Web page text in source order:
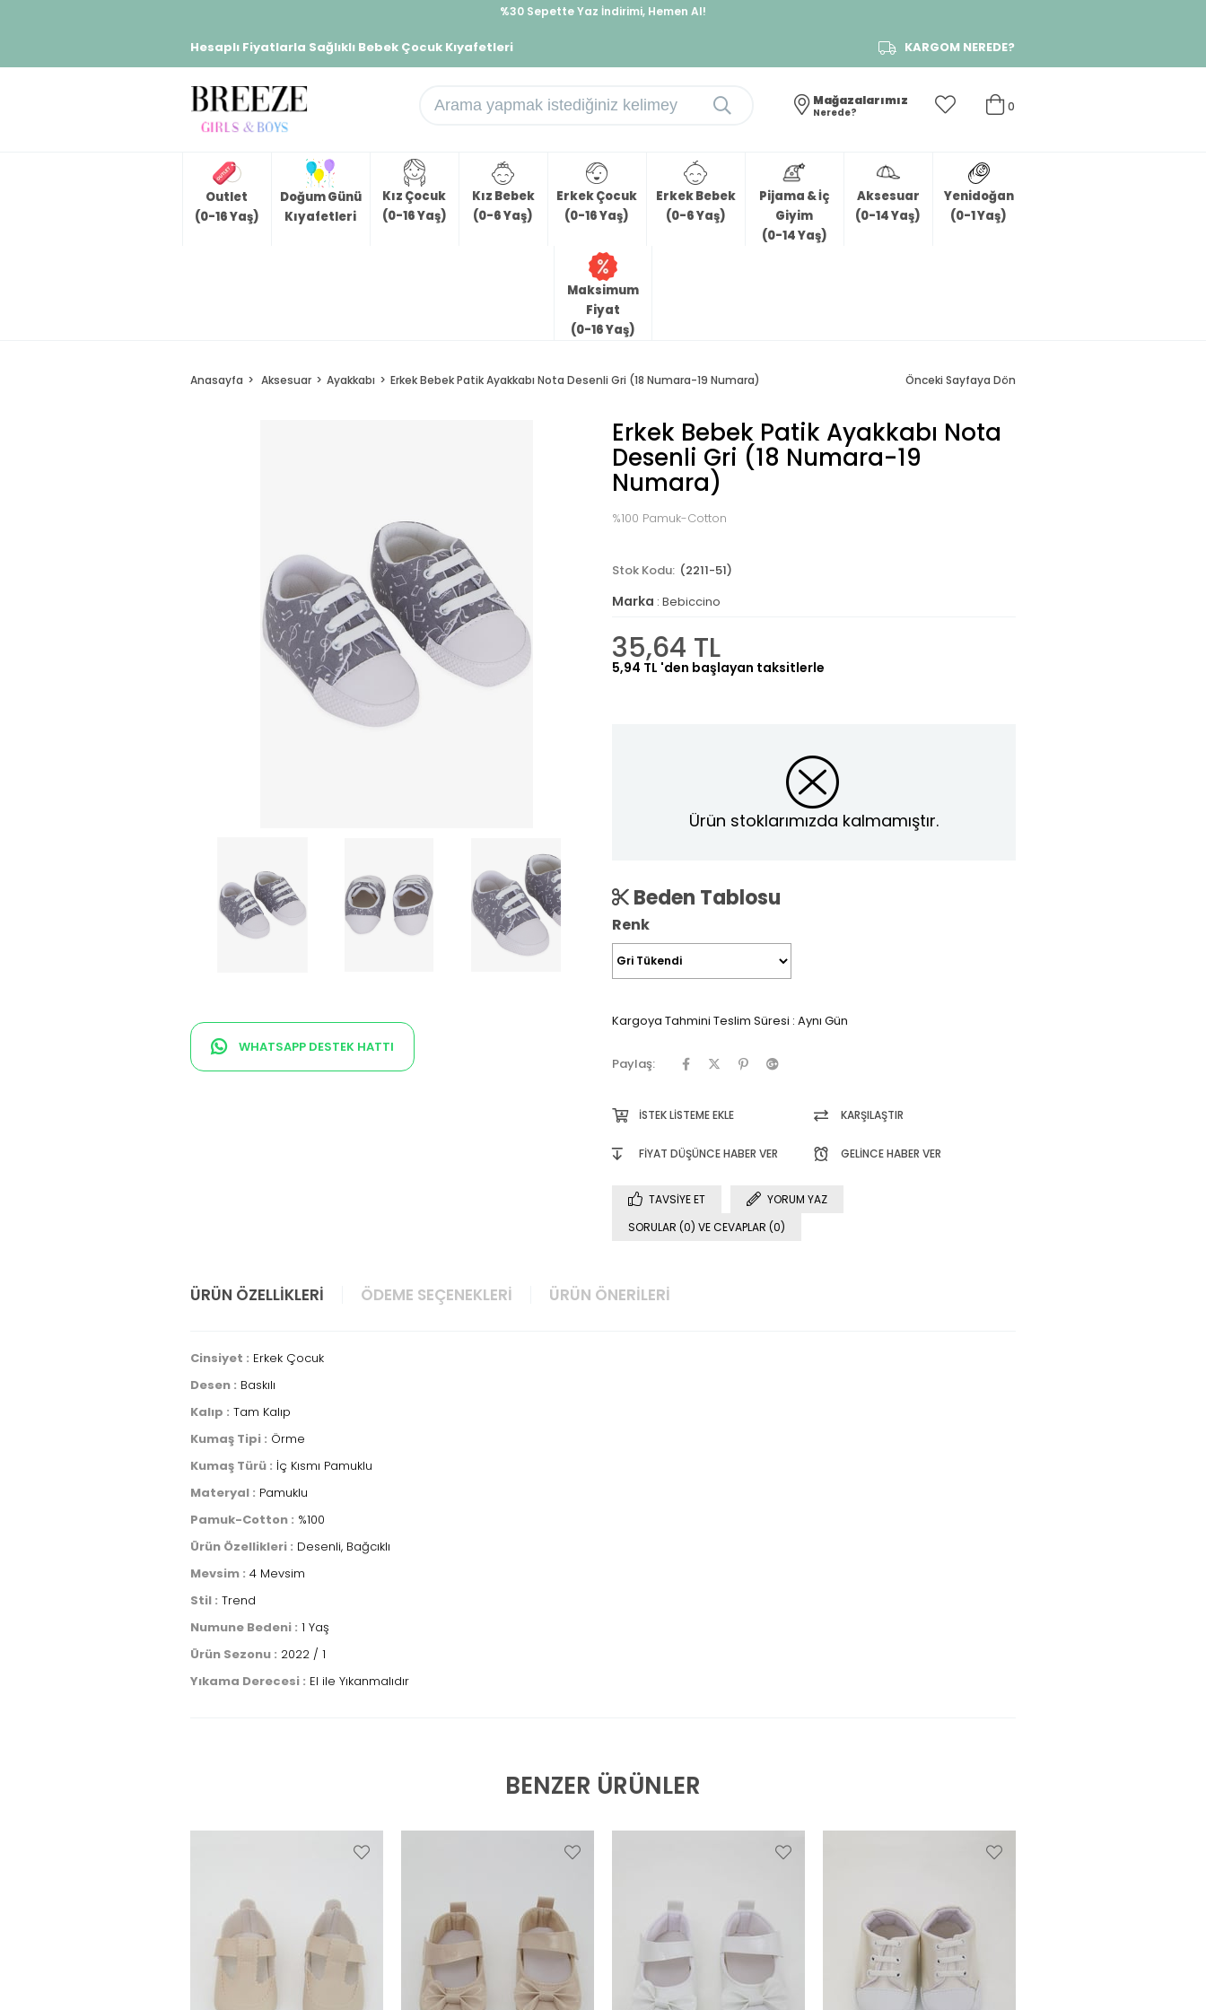
%30 Sepette Yaz İndirimi, Hemen Al!
Hesaplı Fiyatlarla Sağlıklı Bebek Çocuk Kıyafetleri KARGOM NEREDE?
0
Mağazalarımız
Nerede?
Outlet
(0-16 Yaş)
Doğum Günü
Kıyafetleri
Kız Çocuk
(0-16 Yaş)
Kız Bebek
(0-6 Yaş)
Erkek Çocuk
(0-16 Yaş)
Erkek Bebek
(0-6 Yaş)
Pijama & İç
Giyim
(0-14 Yaş)
Aksesuar
(0-14 Yaş)
Yenidoğan
(0-1 Yaş)
Maksimum
Fiyat
(0-16 Yaş)
Anasayfa Aksesuar Ayakkabı Erkek Bebek Patik Ayakkabı Nota Desenli Gri (18 Numara-19 Numara) Önceki Sayfaya Dön
WHATSAPP DESTEK HATTI
Erkek Bebek Patik Ayakkabı Nota
Desenli Gri (18 Numara-19
Numara)
%100 Pamuk-Cotton
(2211-51)
Marka : Bebiccino
35,64 TL
5,94 TL 'den başlayan taksitlerle
Ürün stoklarımızda kalmamıştır.
Beden Tablosu
Renk
Kargoya Tahmini Teslim Süresi : Aynı Gün
Paylaş:
İSTEK LISTEME EKLE KARŞILAŞTIR
FIYAT DÜŞÜNCE HABER VER GELINCE HABER VER
TAVSIYE ET
YORUM YAZ
SORULAR (0) VE CEVAPLAR (0)
ÜRÜN ÖZELLIKLERI ÖDEME SEÇENEKLERI ÜRÜN ÖNERILERI
Cinsiyet : Erkek Çocuk
Desen : Baskılı
Kalıp : Tam Kalıp
Kumaş Tipi : Örme
Kumaş Türü : İç Kısmı Pamuklu
Materyal : Pamuklu
Pamuk-Cotton : %100
Ürün Özellikleri : Desenli, Bağcıklı
Mevsim : 4 Mevsim
Stil : Trend
Numune Bedeni : 1 Yaş
Ürün Sezonu : 2022 / 1
Yıkama Derecesi : El ile Yıkanmalıdır
BENZER ÜRÜNLER